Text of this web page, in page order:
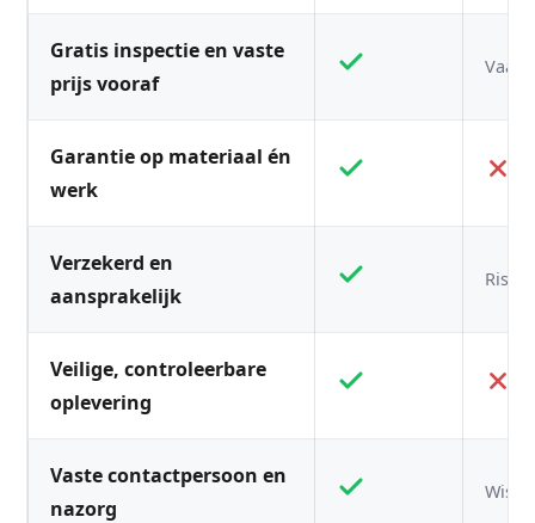
Gratis inspectie en vaste
prijs vooraf
Vaak
Garantie op materiaal én
werk
Verzekerd en
aansprakelijk
Veilige, controleerbare
oplevering
Vaste contactpersoon en
nazorg